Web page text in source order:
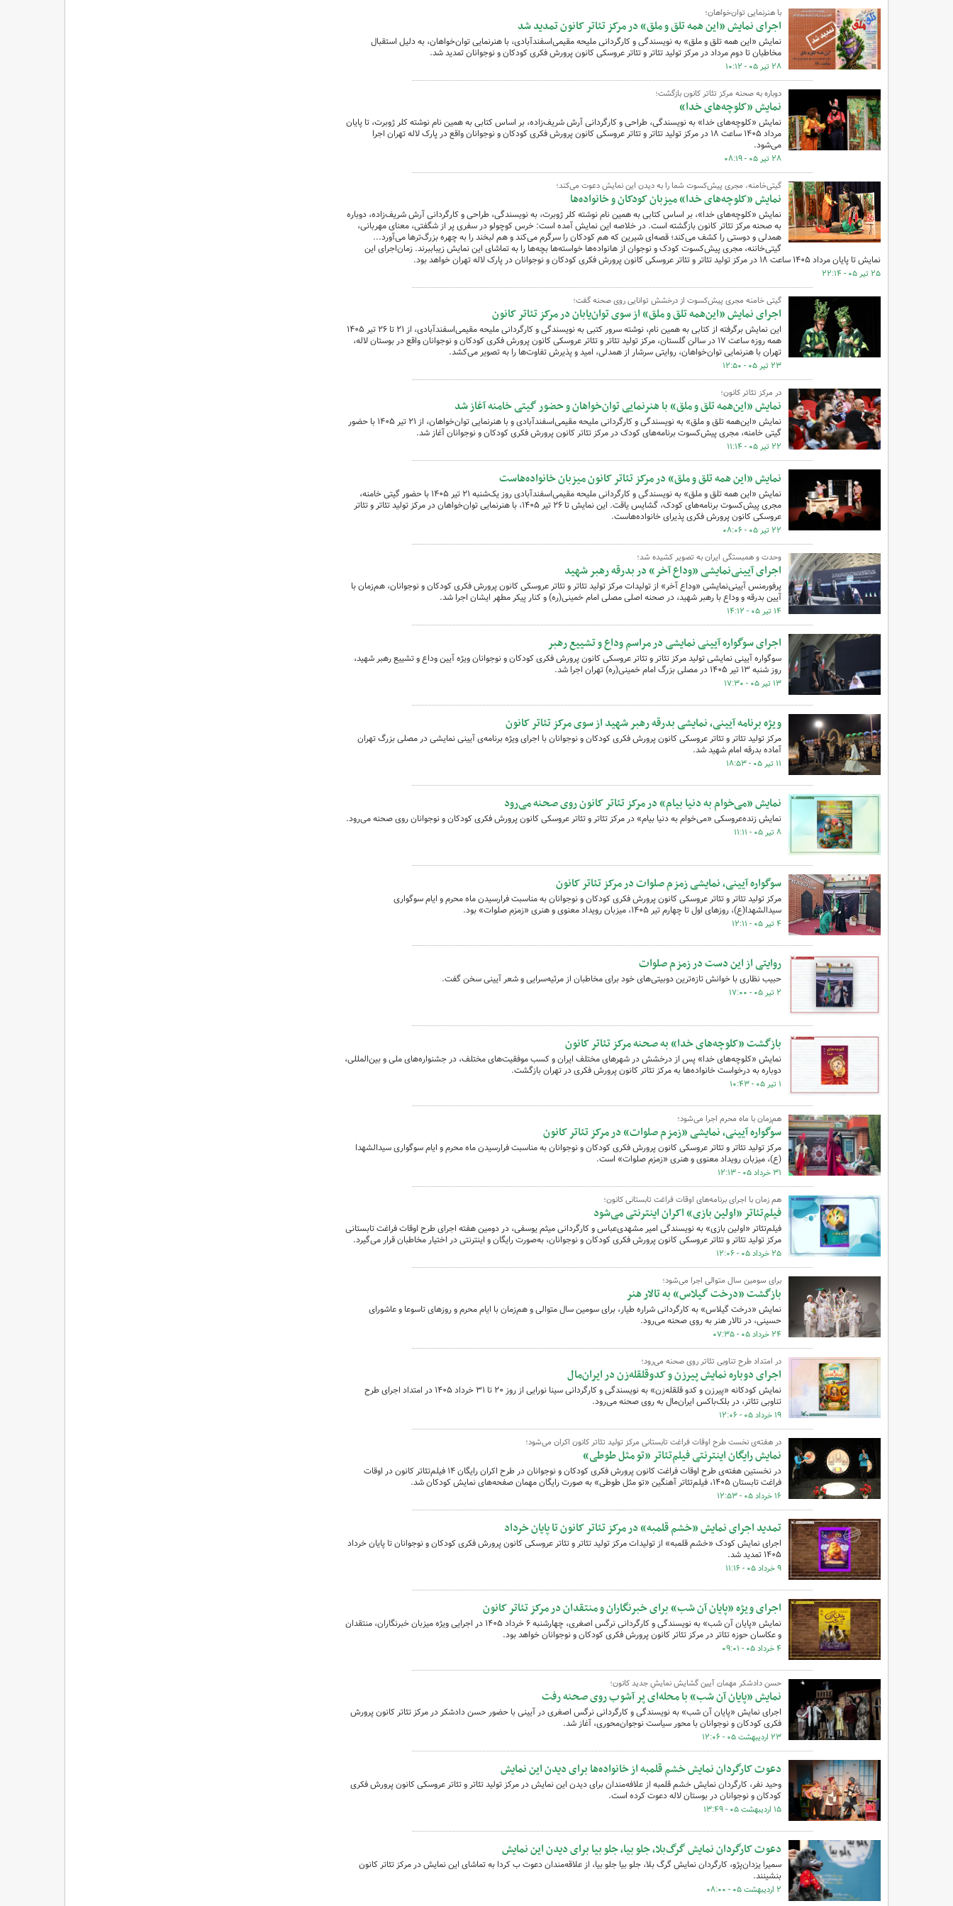
با هنرنمایی توان‌خواهان؛
اجرای نمایش «این‌ همه تلق و ملق» در مرکز تئاتر کانون تمدید شد
نمایش «این‌ همه تلق و ملق» به نویسندگی و کارگردانی ملیحه مقیمی‌اسفندآبادی، با هنرنمایی توان‌خواهان، به دلیل استقبال
مخاطبان تا دوم مرداد در مرکز تولید تئاتر و تئاتر عروسکی کانون پرورش فکری کودکان و نوجوانان تمدید شد.
۲۸ تیر ۰۵ - ۱۰:۱۲
دوباره به صحنه مرکز تئاتر کانون بازگشت؛‌
نمایش «کلوچه‌های خدا»
نمایش «کلوچه‌های خدا» به نویسندگی، طراحی و کارگردانی آرش شریف‌زاده، بر اساس کتابی به همین نام نوشته کلر ژوبرت، تا پایان
مرداد ۱۴۰۵ ساعت ۱۸ در مرکز تولید تئاتر و تئاتر عروسکی کانون پرورش فکری کودکان و نوجوانان واقع در پارک لاله تهران اجرا
می‌شود.
۲۸ تیر ۰۵ - ۰۸:۱۹
گیتی‌خامنه، مجری پیش‌کسوت شما را به دیدن این نمایش دعوت می‌کند؛
نمایش «کلوچه‌های خدا» میزبان کودکان و خانواده‌ها
نمایش «کلوچه‌های خدا»، بر اساس کتابی به همین نام نوشته کلر ژوبرت، به نویسندگی، طراحی و کارگردانی آرش شریف‌زاده، دوباره
به صحنه مرکز تئاتر کانون بازگشته است. در خلاصه این نمایش آمده است: خرس کوچولو در سفری پر از شگفتی، معنای مهربانی،
همدلی و دوستی را کشف می‌کند؛ قصه‌ای شیرین که هم کودکان را سرگرم می‌کند و هم لبخند را به چهره بزرگ‌ترها می‌آورد...
گیتی‌خاننه، مجری پیش‌کسوت کودک و نوجوان از هانواده‌ها خواسته‌ها بچه‌ها را به تماشای این نمایش زیباببرند. زمان‌اجرای این
نمایش تا پایان مرداد ۱۴۰۵ ساعت ۱۸ در مرکز تولید تئاتر و تئاتر عروسکی کانون پرورش فکری کودکان و نوجوانان در پارک لاله تهران خواهد بود.
۲۵ تیر ۰۵ - ۲۲:۱۴
گیتی خامنه مجری پیش‌کسوت از درخشش توانایی روی صحنه گفت؛
اجرای نمایش «این‌همه تلق و ملق» از سوی توان‌یابان در مرکز تئاتر کانون
این نمایش برگرفته از کتابی به همین نام، نوشته سرور کتبی به نویسندگی و کارگردانی ملیحه مقیمی‌اسفندآبادی،‌ از ۲۱ تا ۲۶ تیر ۱۴۰۵
همه روزه ساعت ۱۷ در سالن گلستان، مرکز تولید تئاتر و تئاتر عروسکی کانون پرورش فکری کودکان و نوجوانان واقع در بوستان لاله،
تهران با هنرنمایی توان‌خواهان،‌ روایتی سرشار از همدلی، امید و پذیرش تفاوت‌ها را به تصویر می‌کشد.
۲۳ تیر ۰۵ - ۱۲:۵۰
در مرکز تئاتر کانون؛
نمایش «این‌همه تلق و ملق» با هنرنمایی توان‌خواهان و حضور گیتی خامنه آغاز شد
نمایش «این‌همه تلق و ملق» به نویسندگی و کارگردانی ملیحه مقیمی‌اسفندآبادی و با هنرنمایی توان‌خواهان، از ۲۱ تیر ۱۴۰۵ با حضور
گیتی خامنه، مجری پیش‌کسوت برنامه‌های کودک در مرکز تئاتر کانون پرورش فکری کودکان و نوجوانان آغاز شد.
۲۲ تیر ۰۵ - ۱۱:۱۴
نمایش «این همه تلق و ملق» در مرکز تئاتر کانون میزبان خانواده‌هاست
نمایش «این ‌همه تلق و ملق» به نویسندگی و کارگردانی ملیحه مقیمی‌اسفندآبادی روز یک‌شنبه ۲۱ تیر ۱۴۰۵ با حضور گیتی خامنه،
مجری پیش‌کسوت برنامه‌های کودک، گشایس یاقت. این نمایش تا ۲۶ تیر ۱۴۰۵، با هنرنمایی توان‌خواهان در مرکز تولید تئاتر و تئاتر
عروسکی کانون پرورش فکری پذیرای خانواده‌هاست.
۲۲ تیر ۰۵ - ۰۸:۰۶
وحدت و همبستگی ایران به تصویر کشیده شد؛
اجرای آیینی‌نمایشی «وداع آخر» در بدرقه رهبر شهید
پرفورمنس آیینی‌نمایشی «وداع آخر» از تولیدات مرکز تولید تئاتر و تئاتر عروسکی کانون پرورش فکری کودکان و نوجوانان، هم‌زمان با
آیین بدرقه و وداع با رهبر شهید، در صحنه اصلی مصلی امام خمینی(ره) و کنار پیکر مطهر ایشان اجرا شد.
۱۴ تیر ۰۵ - ۱۴:۱۲
اجرای سوگواره آیینی نمایشی در مراسم وداع و تشییع رهبر
سوگواره آیینی نمایشی تولید مرکز تئاتر و تئاتر عروسکی کانون پرورش فکری کودکان و نوجوانان ویژه آیین وداع و تشییع رهبر شهید،
روز شنبه ۱۳ تیر ۱۴۰۵ در مصلی بزرگ امام خمینی(ره) تهران اجرا شد.
۱۳ تیر ۰۵ - ۱۷:۳۰
ویژه‌ برنامه آیینی، نمایشی بدرقه رهبر شهید از سوی مرکز تئاتر کانون‌
مرکز تولید تئاتر و تئاتر عروسکی کانون پرورش فکری کودکان و نوجوانان با اجرای ویژه برنامه‌ی آیینی نمایشی در مصلی بزرگ تهران
آماده بدرقه امام شهید شد.
۱۱ تیر ۰۵ - ۱۸:۵۳
نمایش «می‌خوام به دنیا بیام» در مرکز تئاتر کانون روی صحنه می‌رود
نمایش زنده‌عروسکی «می‌خوام به دنیا بیام» در مرکز تئاتر و تئاتر عروسکی کانون پرورش فکری کودکان و نوجوانان روی صحنه می‌رود.
۸ تیر ۰۵ - ۱۱:۱۱
سوگواره آیینی،‌ نمایشی زمزم صلوات در مرکز تئاتر کانون
مرکز تولید تئاتر و تئاتر عروسکی کانون پرورش فکری کودکان و نوجوانان به مناسبت فرارسیدن ماه محرم و ایام سوگواری
سیدالشهدا(ع)، روزهای اول تا چهارم تیر ۱۴۰۵، میزبان رویداد معنوی و هنری «زمزم صلوات» بود.
۴ تیر ۰۵ - ۱۲:۱۱
روایتی از این دست در زمزم صلوات
حبیب نظاری با خوانش تازه‌ترین دوبیتی‌های خود برای مخاطبان از مرثیه‌سرایی و شعر آیینی سخن گفت.
۲ تیر ۰۵ - ۱۷:۰۰
بازگشت «کلوچه‌های خدا» به صحنه‌ مرکز تئاتر کانون
نمایش «کلوچه‌های خدا» پس از درخشش در شهرهای مختلف ایران و کسب موفقیت‌های مختلف، در جشنواره‌های ملی و بین‌المللی،
دوباره به درخواست خانواده‌ها به مرکز تئاتر کانون پرورش فکری در تهران بازگشت.
۱ تیر ۰۵ - ۱۰:۴۳
هم‌زمان با ماه محرم اجرا می‌شود؛
‌سوگواره آیینی،‌ نمایشی «زمزم صلوات» در مرکز تئاتر کانون
مرکز تولید تئاتر و تئاتر عروسکی کانون پرورش فکری کودکان و نوجوانان به مناسبت فرارسیدن ماه محرم و ایام سوگواری سیدالشهدا
(ع)، میزبان رویداد معنوی و هنری «زمزم صلوات» است.
۳۱ خرداد ۰۵ - ۱۲:۱۳
هم زمان با اجرای برنامه‌های اوقات فراغت تابستانی کانون؛
فیلم‌تئاتر «اولین بازی» اکران اینترنتی می‌شود
فیلم‌تئاتر «اولین بازی» به نویسندگی امیر مشهدی‌عباس و کارگردانی میثم یوسفی، در دومین هفته اجرای طرح اوقات فراغت تابستانی
مرکز تولید تئاتر و تئاتر عروسکی کانون پرورش فکری کودکان و نوجوانان، به‌صورت رایگان و اینترنتی در اختیار مخاطبان قرار می‌گیرد.
۲۵ خرداد ۰۵ - ۱۲:۰۶
برای سومین سال متوالی اجرا می‌شود؛‌
بازگشت «درخت گیلاس» به تالار هنر
نمایش «درخت گیلاس» به کارگردانی شراره طیار، برای سومین سال متوالی و هم‌زمان با ایام محرم و روزهای تاسوعا و عاشورای
حسینی، در تالار هنر به روی صحنه می‌رود.
۲۴ خرداد ۰۵ - ۰۷:۳۵
در امتداد طرح تناوبی تئاتر روی صحنه می‌رود؛
اجرای دوباره‌ نمایش پیرزن و کدوقلقله‌زن در ایران‌مال
نمایش کودکانه «پیرزن و کدو قلقله‌زن» به نویسندگی و کارگردانی سینا ‌نورایی از روز ۲۰ تا ۳۱ خرداد ۱۴۰۵ در امتداد اجرای طرح
تناوبی تئاتر، در بلک‌باکس ایران‌مال به روی صحنه می‌رود.
۱۹ خرداد ۰۵ - ۱۲:۰۶
در هفته‌ی نخست طرح اوقات فراغت تابستانی مرکز تولید تئاتر کانون اکران می‌شود؛
نمایش رایگان اینترنتی فیلم‌تئاتر «تو مثل طوطی»
در نخستین هفته‌ی طرح اوقات فراغت کانون پرورش فکری کودکان و نوجوانان در طرح اکران رایگان ۱۴ فیلم‌تئاتر کانون در اوقات
فراغت تابستان ‌۱۴۰۵، فیلم‌تئاتر آهنگین «تو مثل طوطی» به صورت رایگان مهمان صفحه‌های نمایش کودکان شد.
۱۶ خرداد ۰۵ - ۱۲:۵۳
تمدید اجرای نمایش «خشم قلمبه» در مرکز تئاتر کانون تا پایان خرداد
اجرای نمایش کودک «خشم قلمبه» از تولیدات مرکز تولید تئاتر و تئاتر عروسکی کانون پرورش فکری کودکان و نوجوانان تا پایان خرداد
۱۴۰۵ تمدید شد.
۹ خرداد ۰۵ - ۱۱:۱۶
اجرای ویژه‌ «پایان آن شب» برای خبرنگاران و منتقدان در مرکز تئاتر کانون
نمایش «پایان آن شب» به نویسندگی و کارگردانی نرگس اصغری، چهارشنبه ۶ خرداد ۱۴۰۵ در اجرایی ویژه میزبان خبرنگاران، منتقدان
و عکاسان حوزه‌ تئاتر در مرکز تئاتر کانون پرورش فکری کودکان و نوجوانان خواهد بود.
۴ خرداد ۰۵ - ۰۹:۰۱
حسن دادشکر مهمان آیین گشایش نمایشِ جدید کانون؛
نمایش «پایان آن شب» با محله‌ای پر آشوب روی صحنه رفت
اجرای نمایش «پایان آن شب» به نویسندگی و کارگردانی نرگس اصغری در آیینی با حضور حسن دادشکر در مرکز تئاتر کانون پرورش
فکری کودکان و نوجوانان با محور سیاست نوجوان‌محوری، آغاز شد.
۲۳ اردیبهشت ۰۵ - ۱۲:۰۶
دعوت کارگردان نمایش خشم قلمبه از خانواده‌ها برای دیدن این نمایش
وحید نفر، کارگردان نمایش خشم قلمبه از علافه‌مندان برای دیدن این نمایش در مرکز تولید تئاتر و تئاتر عروسکی کانون پرورش فکری
کودکان و نوجوانان در بوستان لاله دعوت کرده است.
۱۵ اردیبهشت ۰۵ - ۱۳:۴۹
دعوت کارگردان نمایش گرگ‌بلا، جلو بیا، جلو بیا برای دیدن این نمایش
سمیرا یزدان‌پژو، کارگردان نمایش گرگ بلا، جلو بیا جلو بیا، از علاقه‌مندان دعوت ب کردا به تماشای این نمایش در مرکز تئاتر کانون
بنشینند.
۲ اردیبهشت ۰۵ - ۰۸:۰۰